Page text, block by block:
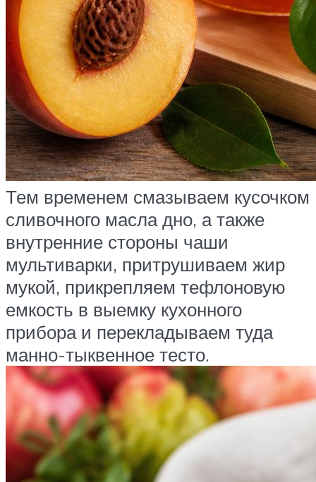
Тем временем смазываем кусочком
сливочного масла дно, а также
внутренние стороны чаши
мультиварки, притрушиваем жир
мукой, прикрепляем тефлоновую
емкость в выемку кухонного
прибора и перекладываем туда
манно-тыквенное тесто.